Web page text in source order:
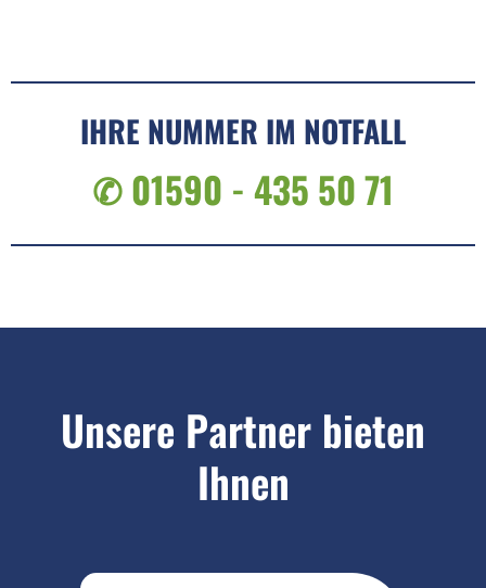
IHRE NUMMER IM NOTFALL
✆ 01590 - 435 50 71
Unsere Partner bieten
Ihnen